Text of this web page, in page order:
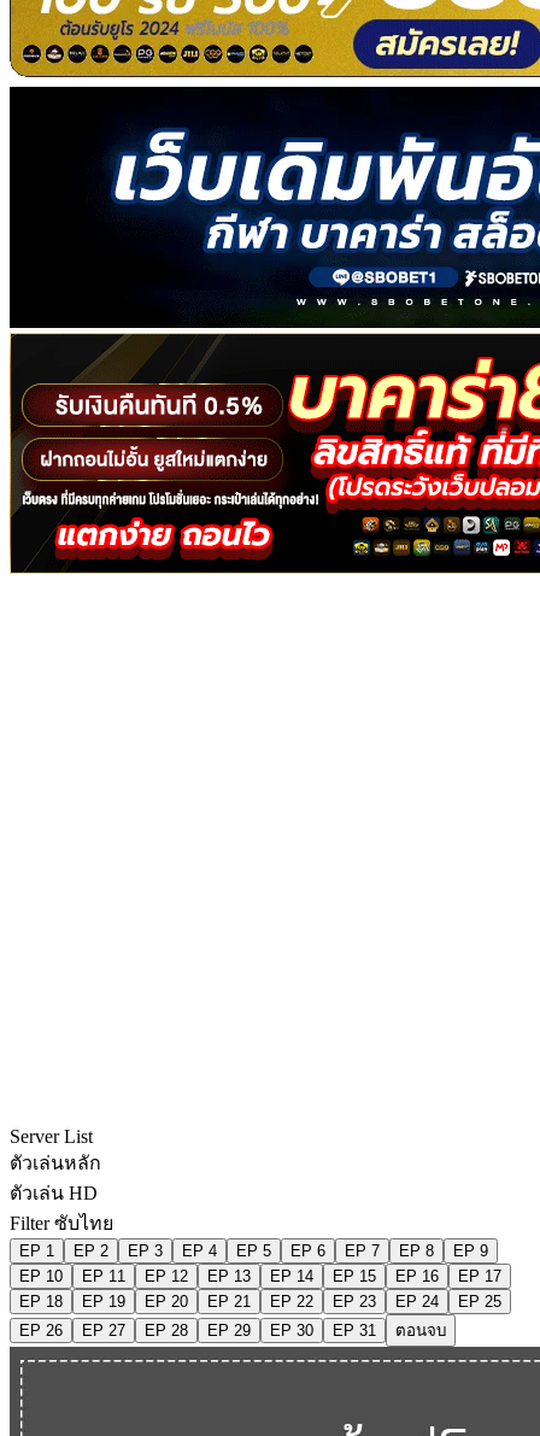
Server List
ตัวเล่นหลัก
ตัวเล่น HD
Filter ซับไทย
EP 1 EP 2 EP 3 EP 4 EP 5 EP 6 EP 7 EP 8
EP 9
EP 10
EP 11 EP 12 EP 13 EP 14 EP 15 EP 16
EP 17
EP 18
EP 19 EP 20 EP 21 EP 22 EP 23 EP 24
EP 25
EP 26
EP 27 EP 28 EP 29 EP 30 EP 31 ตอนจบ